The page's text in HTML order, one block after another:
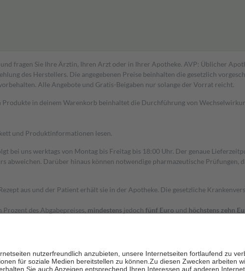
fragen Sie Ihre Ärztin, Ihren Arzt oder in Ihrer Apotheke. AVP: Üblicher
des Herstellers. Die angegebenen Preise beinhalten die gesetzlich
Alle Angebote und Gratis-Beigaben nur solange der Vorrat reicht.
in deinem Warenkorb beinhaltet die Durchführung von
und Produktinformationen lesen.
bei uns werktags von Montag bis Freitag bis 18:00 Uhr. Der genaue
abweichen. Darüber hinaus können notwendige pharmazeutische
aus und der Patient erhält sie in der Apotheke. Die gesetzliche
des Abgabepreises, mindestens jedoch fünf Euro und höchstens zehn
zu stärken und die besondere Stellung der Familie zu unterstützen, fallenkeine
mit Ausnahme der Fahrkosten